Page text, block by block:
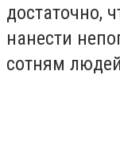
достаточно,
нанести
сотням